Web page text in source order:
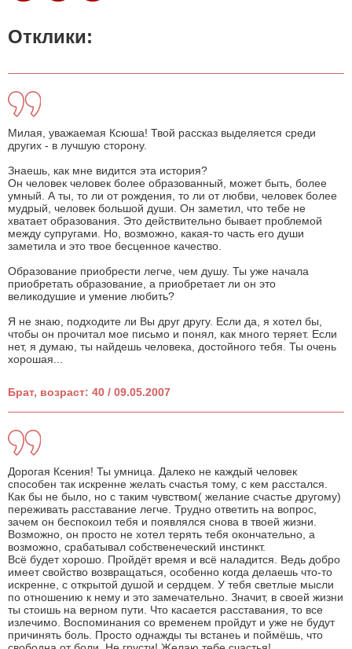
Отклики:
Милая, уважаемая Ксюша! Твой рассказ выделяется среди
других - в лучшую сторону.
Знаешь, как мне видится эта история?
Он человек человек более образованный, может быть, более
умный. А ты, то ли от рождения, то ли от любви, человек более
мудрый, человек большой души. Он заметил, что тебе не
хватает образования. Это действительно бывает проблемой
между супругами. Но, возможно, какая-то часть его души
заметила и это твое бесценное качество.
Образование приобрести легче, чем душу. Ты уже начала
приобретать образование, а приобретает ли он это
великодушие и умение любить?
Я не знаю, подходите ли Вы друг другу. Если да, я хотел бы,
чтобы он прочитал мое письмо и понял, как много теряет. Если
нет, я думаю, ты найдешь человека, достойного тебя. Ты очень
хорошая...
Брат, возраст: 40 / 09.05.2007
Дорогая Ксения! Ты умница. Далеко не каждый человек
способен так искренне желать счастья тому, с кем расстался.
Как бы не было, но с таким чувством( желание счастье другому)
переживать расставание легче. Трудно ответить на вопрос,
зачем он беспокоил тебя и появлялся снова в твоей жизни.
Возможно, он просто не хотел терять тебя окончательно, а
возможно, срабатывал собственеческий инстинкт.
Всё будет хорошо. Пройдёт время и всё наладится. Ведь добро
имеет свойство возвращаться, особенно когда делаешь что-то
искренне, с открытой душой и сердцем. У тебя светлые мысли
по отношению к нему и это замечательно. Значит, в своей жизни
ты стоишь на верном пути. Что касается расставания, то все
излечимо. Воспоминания со временем пройдут и уже не будут
причинять боль. Просто однажды ты встанеь и поймёшь, что